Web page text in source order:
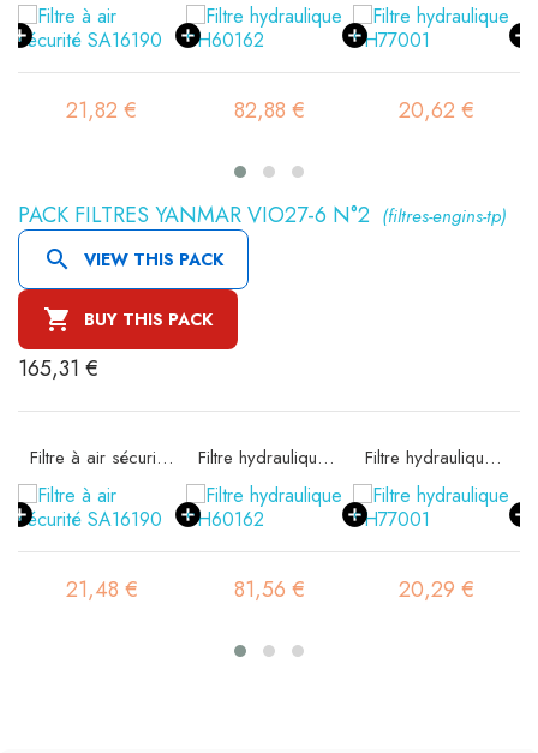
21,82 € 82,88 € 20,62 €
PACK FILTRES YANMAR VIO27-6 N°2 (filtres-engins-tp)
 VIEW THIS PACK
 BUY THIS PACK
165,31 €
Filtre à air sécurité SA16190
21,48 €
Filtre hydraulique SH60162
81,56 €
Filtre hydraulique SH77001
20,29 €